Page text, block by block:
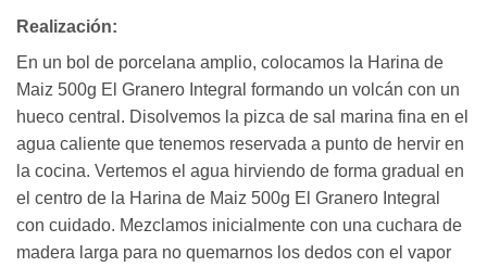
Realización:
En un bol de porcelana amplio, colocamos la Harina de
Maiz 500g El Granero Integral formando un volcán con un
hueco central. Disolvemos la pizca de sal marina fina en el
agua caliente que tenemos reservada a punto de hervir en
la cocina. Vertemos el agua hirviendo de forma gradual en
el centro de la Harina de Maiz 500g El Granero Integral
con cuidado. Mezclamos inicialmente con una cuchara de
madera larga para no quemarnos los dedos con el vapor